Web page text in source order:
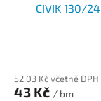
CIVIK 130/
52,03 Kč včetně DPH
43 Kč / bm